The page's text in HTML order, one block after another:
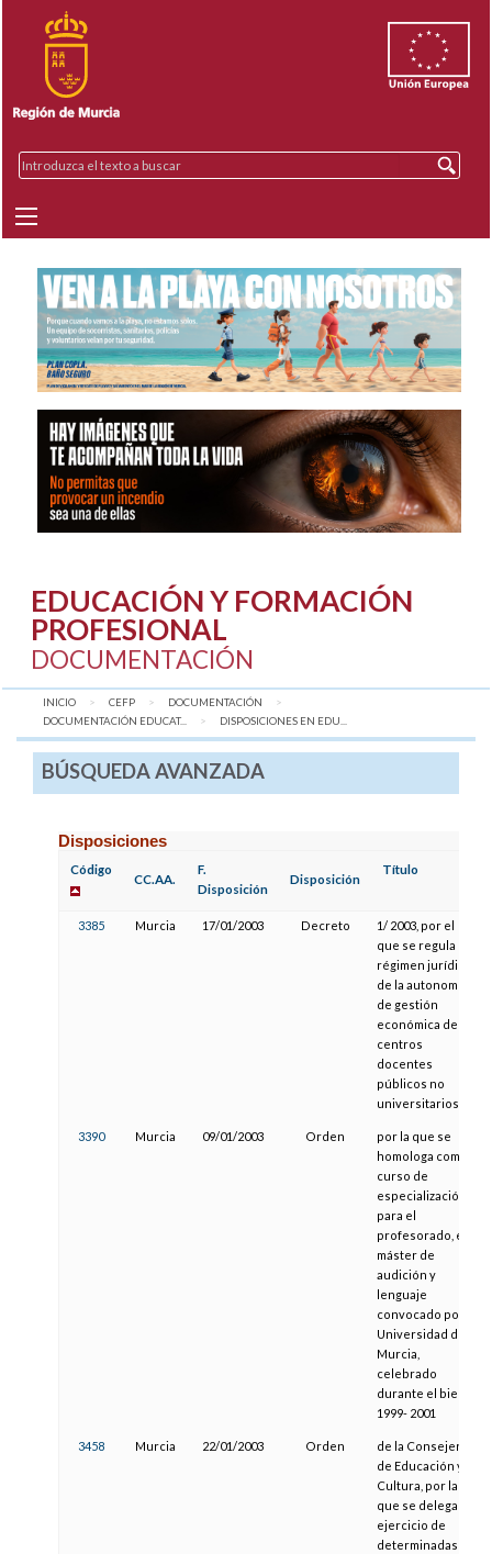
EDUCACIÓN Y FORMACIÓN
PROFESIONAL
DOCUMENTACIÓN
INICIO CEFP
DOCUMENTACIÓN
DOCUMENTACIÓN EDUCAT...
AQUÍ:
DISPOSICIONES EN EDU...
BÚSQUEDA AVANZADA
Disposiciones
Código
CC.AA.
F.
Disposición
Disposición
Título
3385 Murcia 17/01/2003 Decreto
1/ 2003, por el
que se regula el
régimen jurídico
de la autonomía
de gestión
económica de los
centros
docentes
públicos no
universitarios
3390 Murcia 09/01/2003 Orden
por la que se
homologa como
curso de
especialización
para el
profesorado, el
máster de
audición y
lenguaje
convocado por la
Universidad de
Murcia,
celebrado
durante el bienio
1999- 2001
3458 Murcia 22/01/2003 Orden
de la Consejería
de Educación y
Cultura, por la
que se delega el
ejercicio de
determinadas